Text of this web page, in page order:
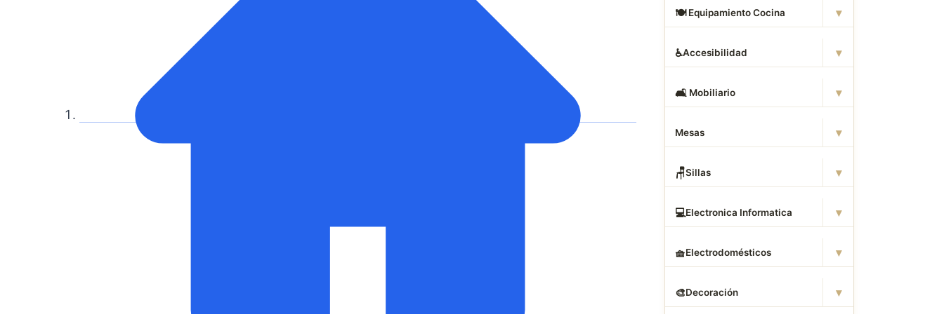
🍽️ Equipamiento Cocina ▾
♿Accesibilidad ▾
🛋 ️ Mobiliario ▾
Mesas ▾
🪑Sillas ▾
💻Electronica Informatica ▾
🧺Electrodomésticos ▾
🎨Decoración ▾